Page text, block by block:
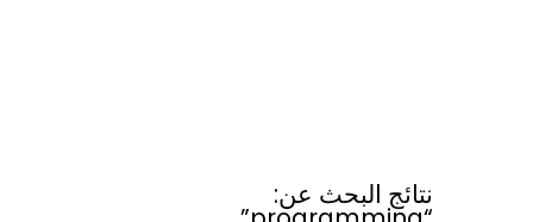
نتائج البحث عن: